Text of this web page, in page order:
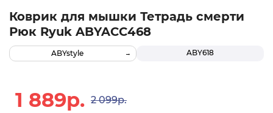
Коврик для мышки Тетрадь смерти
Рюк Ryuk ABYACC468
ABY618
ABYstyle
1 889р. 2 099р.